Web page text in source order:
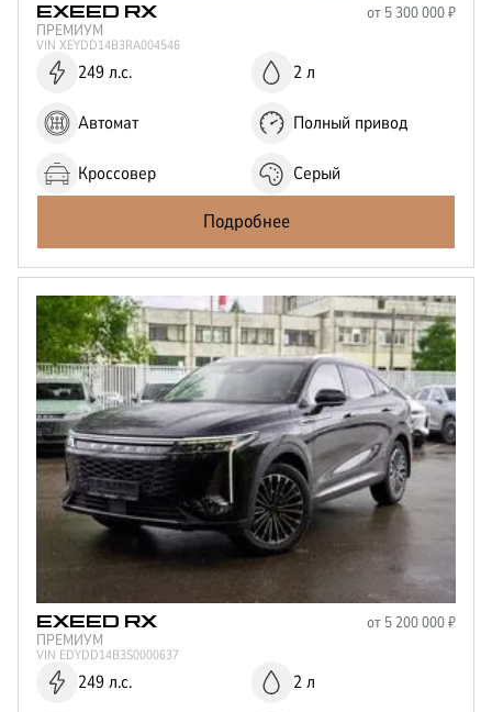
Отправить
Нажимая кнопку “Отправить”, я соглашаюсь на
обработкуперсональных данных
EXEED RX от 5 300 000₽
ПРЕМИУМ
VIN XEYDD14B3RA004546
249 л.с. 2 л
Автомат Полный привод
Кроссовер Серый
Подробнее
EXEED RX от 5 200 000₽
ПРЕМИУМ
VIN EDYDD14B3S0000637
249 л.с. 2 л